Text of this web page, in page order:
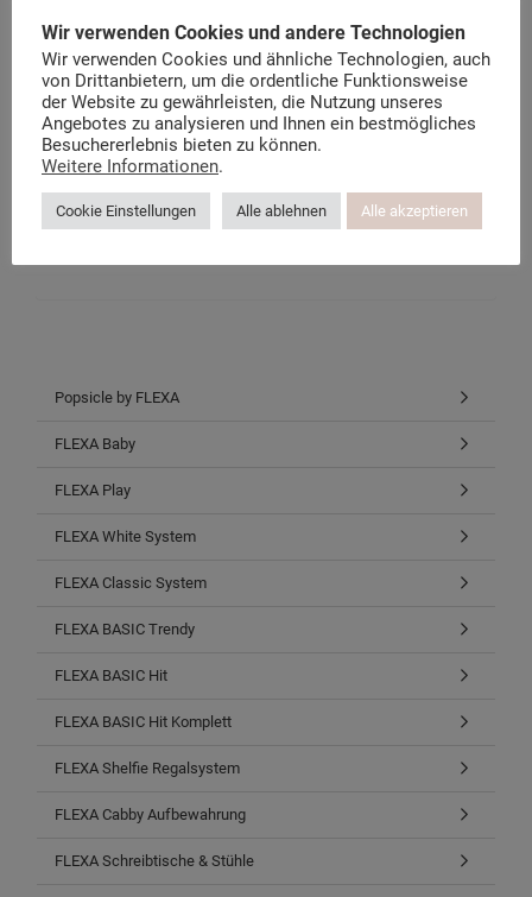
Der Flexa Möbel Blog
Über kindermoebel-24.de
Datenschutzerklärung
Instagram-Datenschutz
Facebook-Datenschutz
Facebook
Twitter
Popsicle by FLEXA
FLEXA Baby
FLEXA Play
FLEXA White System
FLEXA Classic System
FLEXA BASIC Trendy
FLEXA BASIC Hit
FLEXA BASIC Hit Komplett
FLEXA Shelfie Regalsystem
FLEXA Cabby Aufbewahrung
FLEXA Schreibtische & Stühle
Wir verwenden Cookies und andere Technologien
Wir verwenden Cookies und ähnliche Technologien, auch
von Drittanbietern, um die ordentliche Funktionsweise
der Website zu gewährleisten, die Nutzung unseres
Angebotes zu analysieren und Ihnen ein bestmögliches
Besuchererlebnis bieten zu können.
Weitere Informationen.
Cookie Einstellungen Alle ablehnen Alle akzeptieren